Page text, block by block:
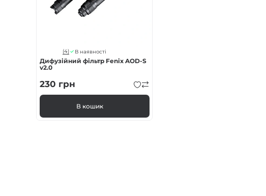
(4) В наявності
Дифузійний фільтр Fenix AOD-S
v2.0
230 грн
В кошик